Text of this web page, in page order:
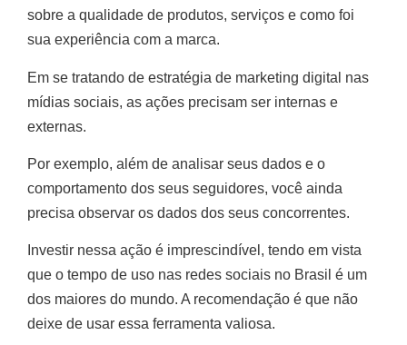
sobre a qualidade de produtos, serviços e como foi
sua experiência com a marca.
Em se tratando de estratégia de marketing digital nas
mídias sociais, as ações precisam ser internas e
externas.
Por exemplo, além de analisar seus dados e o
comportamento dos seus seguidores, você ainda
precisa observar os dados dos seus concorrentes.
Investir nessa ação é imprescindível, tendo em vista
que o tempo de uso nas redes sociais no Brasil é um
dos maiores do mundo. A recomendação é que não
deixe de usar essa ferramenta valiosa.